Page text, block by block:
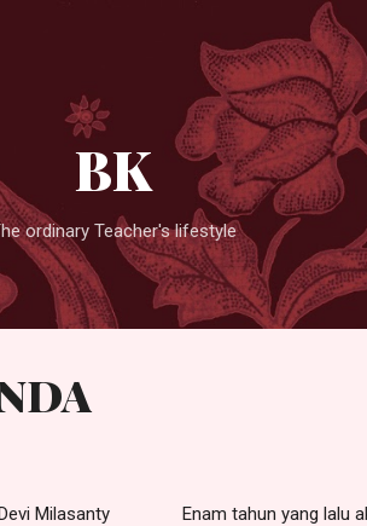
BK
ordinary Teacher's lifestyle
Devi Milasanty Enam tahun yang lalu